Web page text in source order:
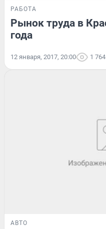
РАБОТА
Рынок труда в
года
12 января, 2017, 20:00 1 764
АВТО